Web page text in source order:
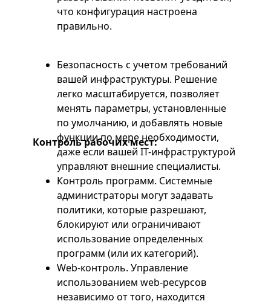
Контроль рабочих мест:
Контроль программ. Системные
администраторы могут задавать
политики, которые разрешают,
блокируют или ограничивают
использование определенных
программ (или их категорий).
Web-контроль. Управление
использованием web-ресурсов
независимо от того, находится
что конфигурация настроена
правильно.
Безопасность с учетом требований
вашей инфраструктуры. Решение
легко масштабируется, позволяет
менять параметры, установленные
по умолчанию, и добавлять новые
функции по мере необходимости,
даже если вашей IT-инфраструктурой
управляют внешние специалисты.